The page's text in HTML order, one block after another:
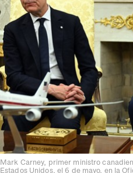
Mark Carney, primer ministro
Estados Unidos, el 6 de mayo, en la